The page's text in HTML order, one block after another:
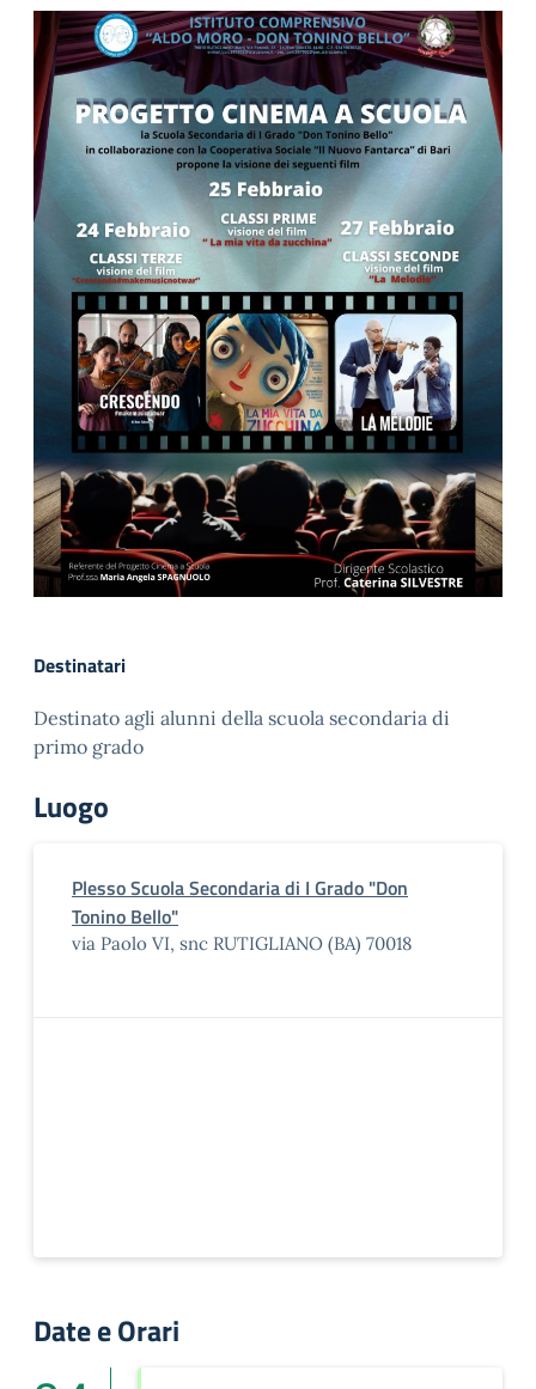
Destinatari
Destinato agli alunni della scuola secondaria di
primo grado
Luogo
Plesso Scuola Secondaria di I Grado "Don
Tonino Bello"
via Paolo VI, snc RUTIGLIANO (BA) 70018
Date e Orari